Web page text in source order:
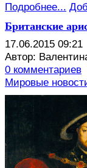
Подробнее...
Британские
17.06.2015 09:21
Автор:
0 комментариев
Мировые